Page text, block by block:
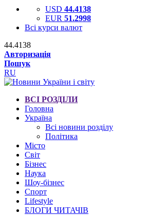
USD 44.4138
EUR 51.2998
Всі курси валют
44.4138
Авторизація
Пошук
RU
ВСІ РОЗДІЛИ
Головна
Україна
Всі новини розділу
Політика
Місто
Світ
Бізнес
Наука
Шоу-бізнес
Спорт
Lifestyle
БЛОГИ ЧИТАЧІВ